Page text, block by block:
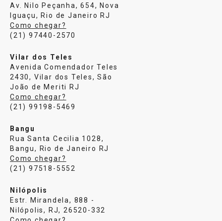
Av. Nilo Peçanha, 654, Nova
Iguaçu, Rio de Janeiro RJ
Como chegar?
(21) 97440-2570
Vilar dos Teles
Avenida Comendador Teles
2430, Vilar dos Teles, São
João de Meriti RJ
Como chegar?
(21) 99198-5469
Bangu
Rua Santa Cecilia 1028,
Bangu, Rio de Janeiro RJ
Como chegar?
(21) 97518-5552
Nilópolis
Estr. Mirandela, 888 -
Nilópolis, RJ, 26520-332